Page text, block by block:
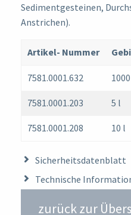
Sedimentgesteinen,
Anstrichen).
Artikel- Nummer
7581.0001.632
7581.0001.203 5 l
7581.0001.208 10 l
Sicherheitsdatenblatt
Technische
zurück zur